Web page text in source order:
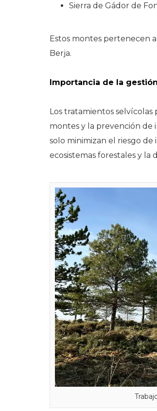
Sierra de Gádor de
Estos montes pertenecen
Berja.
Importancia de la
Los tratamientos
montes y la prevención de
solo minimizan el riesgo de
ecosistemas forestales y la